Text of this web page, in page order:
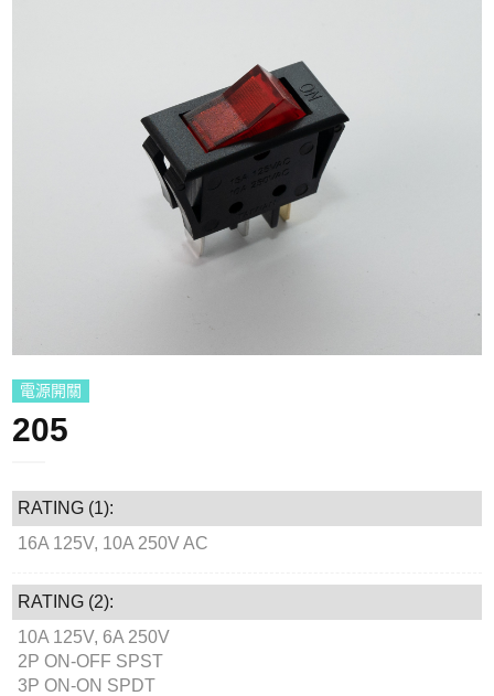
電源開關
205
RATING (1):
16A 125V, 10A 250V AC
RATING (2):
10A 125V, 6A 250V
2P ON-OFF SPST
3P ON-ON SPDT